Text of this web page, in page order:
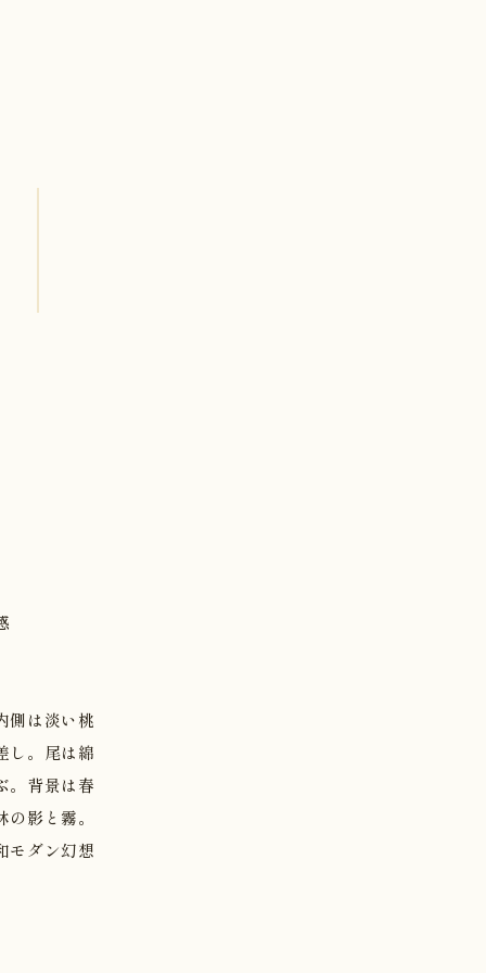
側は淡い桃
し。尾は綿
。背景は春
影と霧。
モダン幻想